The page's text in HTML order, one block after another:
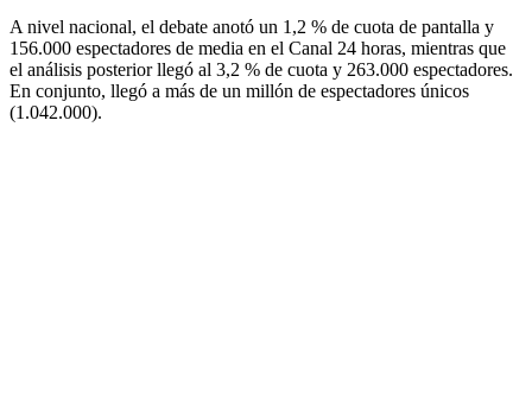
A nivel nacional, el debate anotó un 1,2 % de cuota de pantalla y
156.000 espectadores de media en el Canal 24 horas, mientras que
el análisis posterior llegó al 3,2 % de cuota y 263.000 espectadores.
En conjunto, llegó a más de un millón de espectadores únicos
(1.042.000).